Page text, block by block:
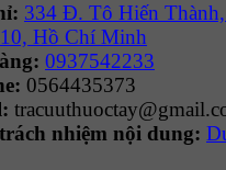
334 Đ. Tô Hiến
Hồ Chí Minh
0937542233
0564435373
nhiệm nội dung: